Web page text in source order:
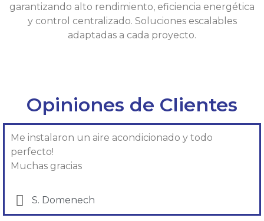
garantizando alto rendimiento, eficiencia energética
y control centralizado. Soluciones escalables
adaptadas a cada proyecto.
Opiniones de Clientes
Me instalaron un aire acondicionado y todo
perfecto!
Muchas gracias
S. Domenech